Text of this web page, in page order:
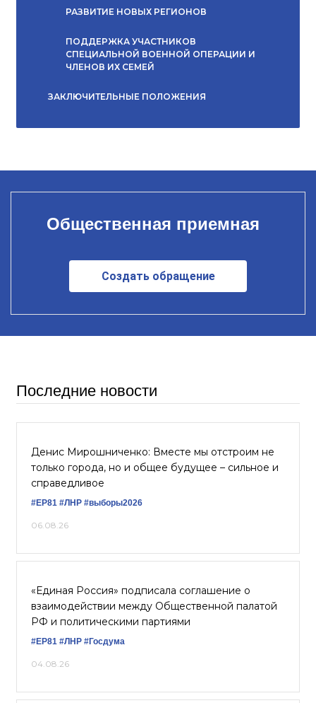
РАЗВИТИЕ НОВЫХ РЕГИОНОВ
ПОДДЕРЖКА УЧАСТНИКОВ
СПЕЦИАЛЬНОЙ ВОЕННОЙ ОПЕРАЦИИ И
ЧЛЕНОВ ИХ СЕМЕЙ
ЗАКЛЮЧИТЕЛЬНЫЕ ПОЛОЖЕНИЯ
Общественная приемная
Создать обращение
Последние новости
Денис Мирошниченко: Вместе мы отстроим не
только города, но и общее будущее – сильное и
справедливое
#ЕР81 #ЛНР #выборы2026
06.08.26
«Единая Россия» подписала соглашение о
взаимодействии между Общественной палатой
РФ и политическими партиями
#ЕР81 #ЛНР #Госдума
04.08.26